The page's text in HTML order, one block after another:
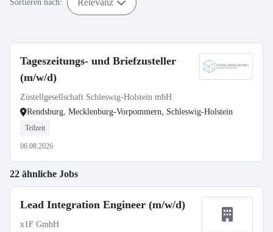
Sortieren nach:
Tageszeitungs- und Briefzusteller
(m/w/d)
Zustellgesellschaft Schleswig-Holstein mbH
Rendsburg, Mecklenburg-Vorpommern, Schleswig-Holstein
Teilzeit
06.08.2026
22 ähnliche Jobs
Lead Integration Engineer (m/w/d)
x1F GmbH